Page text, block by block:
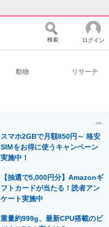
マーケ×ITの今がよく分かる
検索 ログイン
動物 リサーチ
- PR -
スマホ2GBで月額850円～ 格安
SIMをお得に使うキャンペーン
実施中！
【抽選で5,000円分】Amazonギ
フトカードが当たる！読者アン
ケート実施中
重量約999g、最新CPU搭載のビ